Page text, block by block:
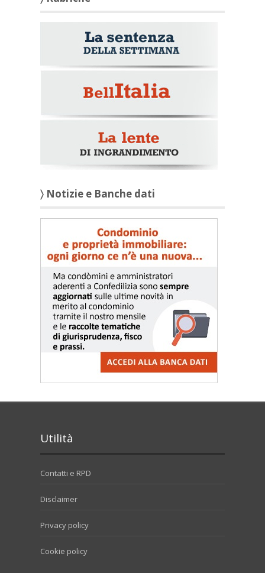
〉 Notizie e Banche dati
Utilità
Contatti e RPD
Disclaimer
Privacy policy
Cookie policy